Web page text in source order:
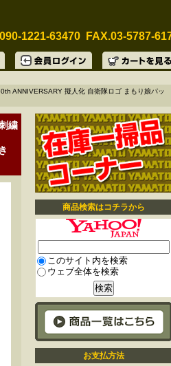
1221-63470 FAX.03-5787-
ANNIVERSARY 擬人化 自衛隊ロゴ まもり娘パッ
繍
商品検索はコチラから
このサイト内を検索
ウェブ全体を検索
お支払方法